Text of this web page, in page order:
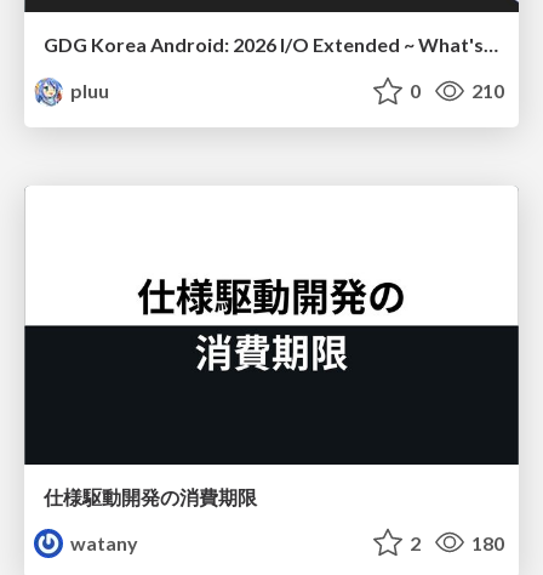
GDG Korea Android: 2026 I/O Extended ~ What's new in Android development tools
pluu
0 210
仕様駆動開発の消費期限
watany
2 180